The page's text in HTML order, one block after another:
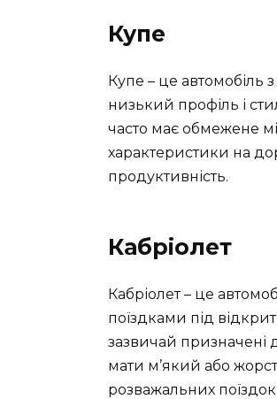
Купе
Купе – це
низький профіль і
часто має обмежене
характеристики на
продуктивність.
Кабріолет
Кабріолет – це
поїздками під
зазвичай призначені
мати м’який або
розважальних поїздок.